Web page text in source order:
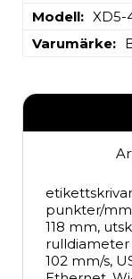
Modell
XD5-
Varumärke
punkter/mm
118 mm,
rulldiameter
102 mm/s,